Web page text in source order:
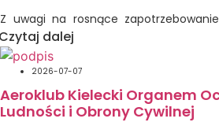
Z uwagi na rosnące
pilotów szybowcowych wydarzeniami
ukierunkowanymi na poprawę
w przelotach szybowcowych, obóz
Głównym celem obozu jest
dalej
2026-07-07
Aeroklub Kielecki Organem
Ludności i Obrony Cywilnej